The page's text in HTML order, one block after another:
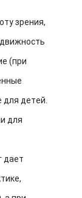
зрения,
(при
детей.
для
дает